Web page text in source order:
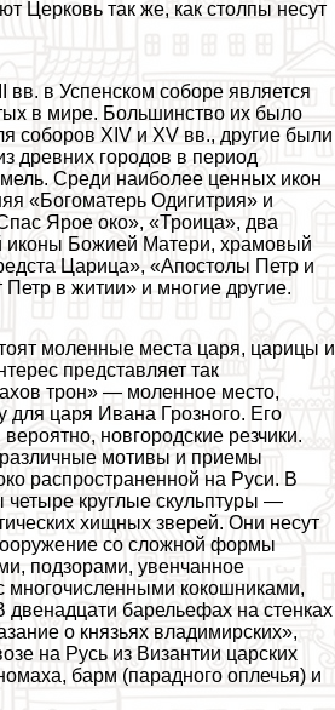
Церковь так же, как столпы несут
вв. в Успенском соборе является
в мире. Большинство их было
соборов XIV и XV вв., другие были
древних городов в период
Среди наиболее ценных икон
«Богоматерь Одигитрия» и
Ярое око», «Троица», два
иконы Божией Матери, храмовый
Царица», «Апостолы Петр и
в житии» и многие другие.
моленные места царя, царицы и
представляет так
трон» — моленное место,
для царя Ивана Грозного. Его
новгородские резчики.
мотивы и приемы
распространенной на Руси. В
круглые скульптуры —
хищных зверей. Они несут
со сложной формы
подзорами, увенчанное
кокошниками,
двенадцати барельефах на стенках
о князьях владимирских»,
на Русь из Византии царских
барм (парадного оплечья) и